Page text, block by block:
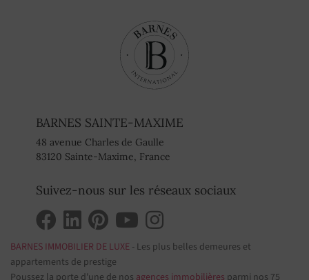
BARNES SAINTE-MAXIME
48 avenue Charles de Gaulle
83120 Sainte-Maxime, France
Suivez-nous sur les réseaux sociaux
BARNES IMMOBILIER DE LUXE - Les plus belles demeures et
appartements de prestige
Poussez la porte d'une de nos agences immobilières parmi nos 75